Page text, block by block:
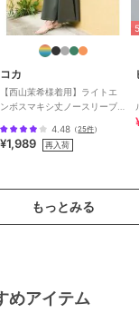
コカ
【西山茉希様着用】ライトエ
ンボスマキシ丈ノースリーブ
にくい・速乾
4.48 （25件）
¥1,989 再入荷
もっとみる
めアイテム